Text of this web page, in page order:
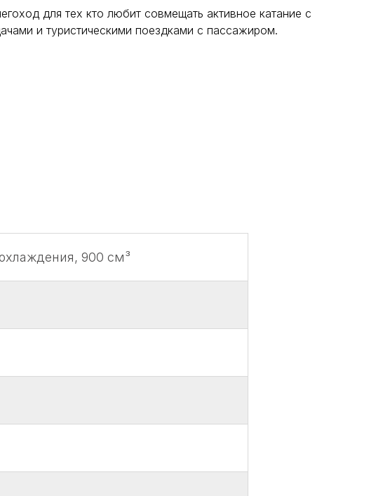
для тех кто любит совмещать активное катание с
и туристическими поездками с пассажиром.
900 см³